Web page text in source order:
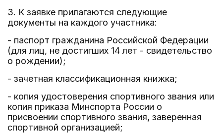
3. К заявке прилагаются следующие
документы на каждого участника:
- паспорт гражданина Российской Федерации
(для лиц, не достигших 14 лет - свидетельство
о рождении);
- зачетная классификационная книжка;
- копия удостоверения спортивного звания или
копия приказа Минспорта России о
присвоении спортивного звания, заверенная
спортивной организацией;